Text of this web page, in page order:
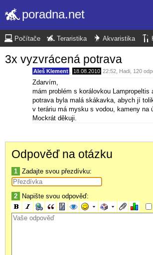
poradna.net
Počítače Teraristika Akvaristika
3x vyzvrácená potrava
Aleš Klement 18.08.2010 22:52 Hadi , 120
Zdarvím,
mám problém s korálovkou
potrava byla malá skákavka, abych jí
v teráriu má mysku s vodou, kameny
Mockrát děkuji.
Odpověď na otázku
1 Zadajte svou přezdívku:
2 Napište svou odpověď: